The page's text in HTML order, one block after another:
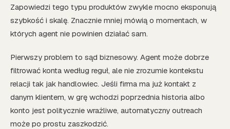
Zapowiedzi tego typu produktów zwykle mocno eksponują
szybkość i skalę. Znacznie mniej mówią o momentach, w
których agent nie powinien działać sam.
Pierwszy problem to sąd biznesowy. Agent może dobrze
filtrować konta według reguł, ale nie zrozumie kontekstu
relacji tak jak handlowiec. Jeśli firma ma już kontakt z
danym klientem, w grę wchodzi poprzednia historia albo
konto jest politycznie wrażliwe, automatyczny outreach
może po prostu zaszkodzić.